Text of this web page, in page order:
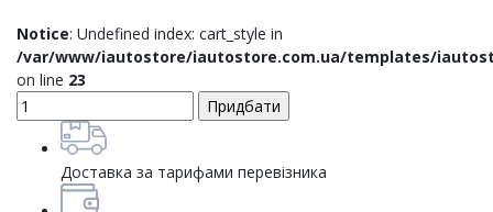
Notice: Undefined index: cart_style in
/var/www/iautostore/iautostore.com.ua/templates/
on line 23
Доставка за тарифами перевізника